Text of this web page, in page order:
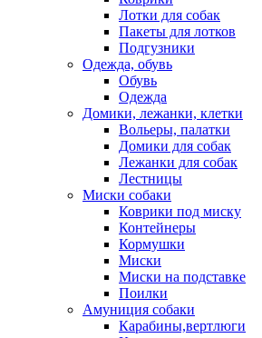
Лотки для собак
Пакеты для лотков
Подгузники
Одежда, обувь
Обувь
Одежда
Домики, лежанки, клетки
Вольеры, палатки
Домики для собак
Лежанки для собак
Лестницы
Миски собаки
Коврики под миску
Контейнеры
Кормушки
Миски
Миски на подставке
Поилки
Амуниция собаки
Карабины,вертлюги